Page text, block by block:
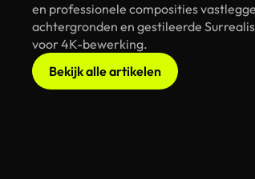
en professionele composities
achtergronden en gestileerde
voor 4K-bewerking.
Bekijk alle artikelen